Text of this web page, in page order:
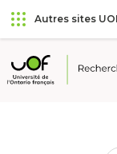
Aller
au
principal
Passer
au
Autres sites
Université